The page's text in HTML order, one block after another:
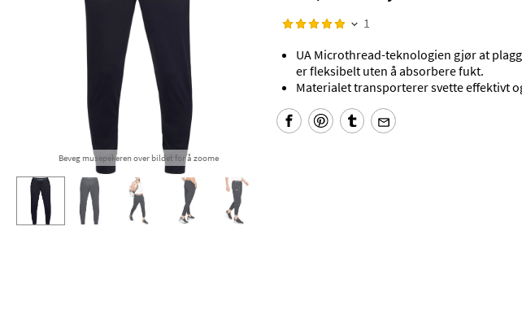
1
Beveg musepekeren over bildet for å zoome
UA Microthread-teknologien gjør at
er fleksibelt uten å absorbere fukt.
Materialet transporterer svette effektivt